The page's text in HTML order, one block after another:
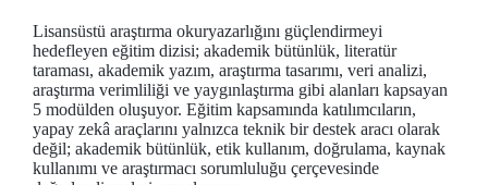
Lisansüstü araştırma okuryazarlığını güçlendirmeyi
hedefleyen eğitim dizisi; akademik bütünlük, literatür
taraması, akademik yazım, araştırma tasarımı, veri analizi,
araştırma verimliliği ve yaygınlaştırma gibi alanları kapsayan
5 modülden oluşuyor. Eğitim kapsamında katılımcıların,
yapay zekâ araçlarını yalnızca teknik bir destek aracı olarak
değil; akademik bütünlük, etik kullanım, doğrulama, kaynak
kullanımı ve araştırmacı sorumluluğu çerçevesinde